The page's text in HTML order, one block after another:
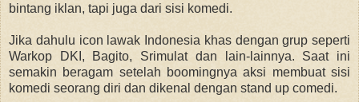
bintang iklan, tapi juga dari sisi komedi.
Jika dahulu icon lawak Indonesia khas dengan grup seperti
Warkop DKI, Bagito, Srimulat dan lain-lainnya. Saat ini
semakin beragam setelah boomingnya aksi membuat sisi
komedi seorang diri dan dikenal dengan stand up comedi.